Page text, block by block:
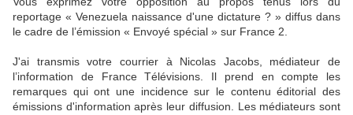
reportage « Venezuela naissance d'une dictature ? » diffus dans
le cadre de l’émission « Envoyé spécial » sur France 2.
J'ai transmis votre courrier à Nicolas Jacobs, médiateur de
l’information de France Télévisions. Il prend en compte les
remarques qui ont une incidence sur le contenu éditorial des
émissions d'information après leur diffusion. Les médiateurs sont